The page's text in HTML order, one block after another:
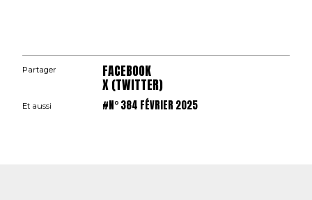
Partager FACEBOOK
X (TWITTER)
Et aussi #N° 384 FÉVRIER 2025